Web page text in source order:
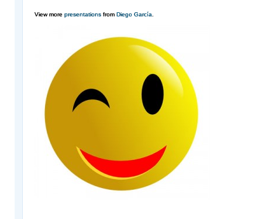
View more presentations from Diego García